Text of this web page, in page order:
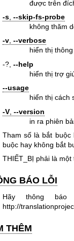
được trên
-s, --skip-fs-probe
không thăm
-v, --verbose
hiển thị
-?, --help
hiển thị trợ
--usage
hiển thị cách
-V, --version
in ra phiên
Tham số là bắt buộc
buộc hay không bắt
THIẾT_BỊ phải là
BÁO LỖI
Hãy thông báo
http://
THÊM